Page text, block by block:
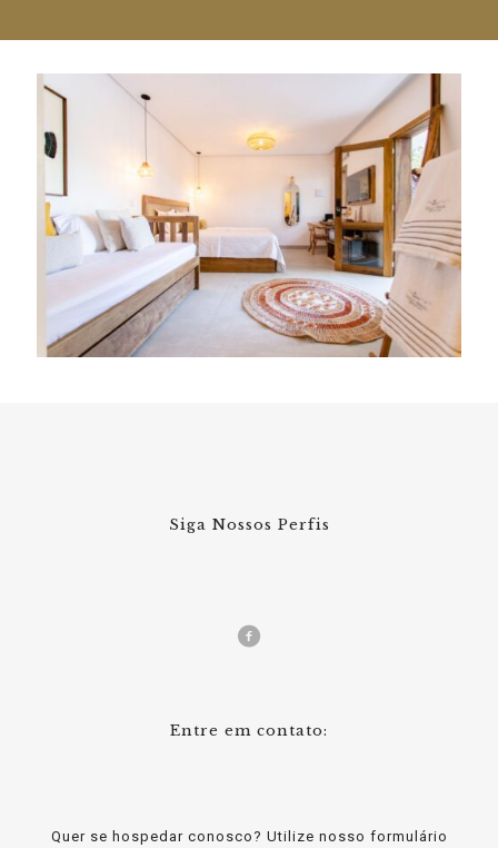
Siga Nossos Perfis
Entre em contato:
Quer se hospedar conosco? Utilize nosso formulário